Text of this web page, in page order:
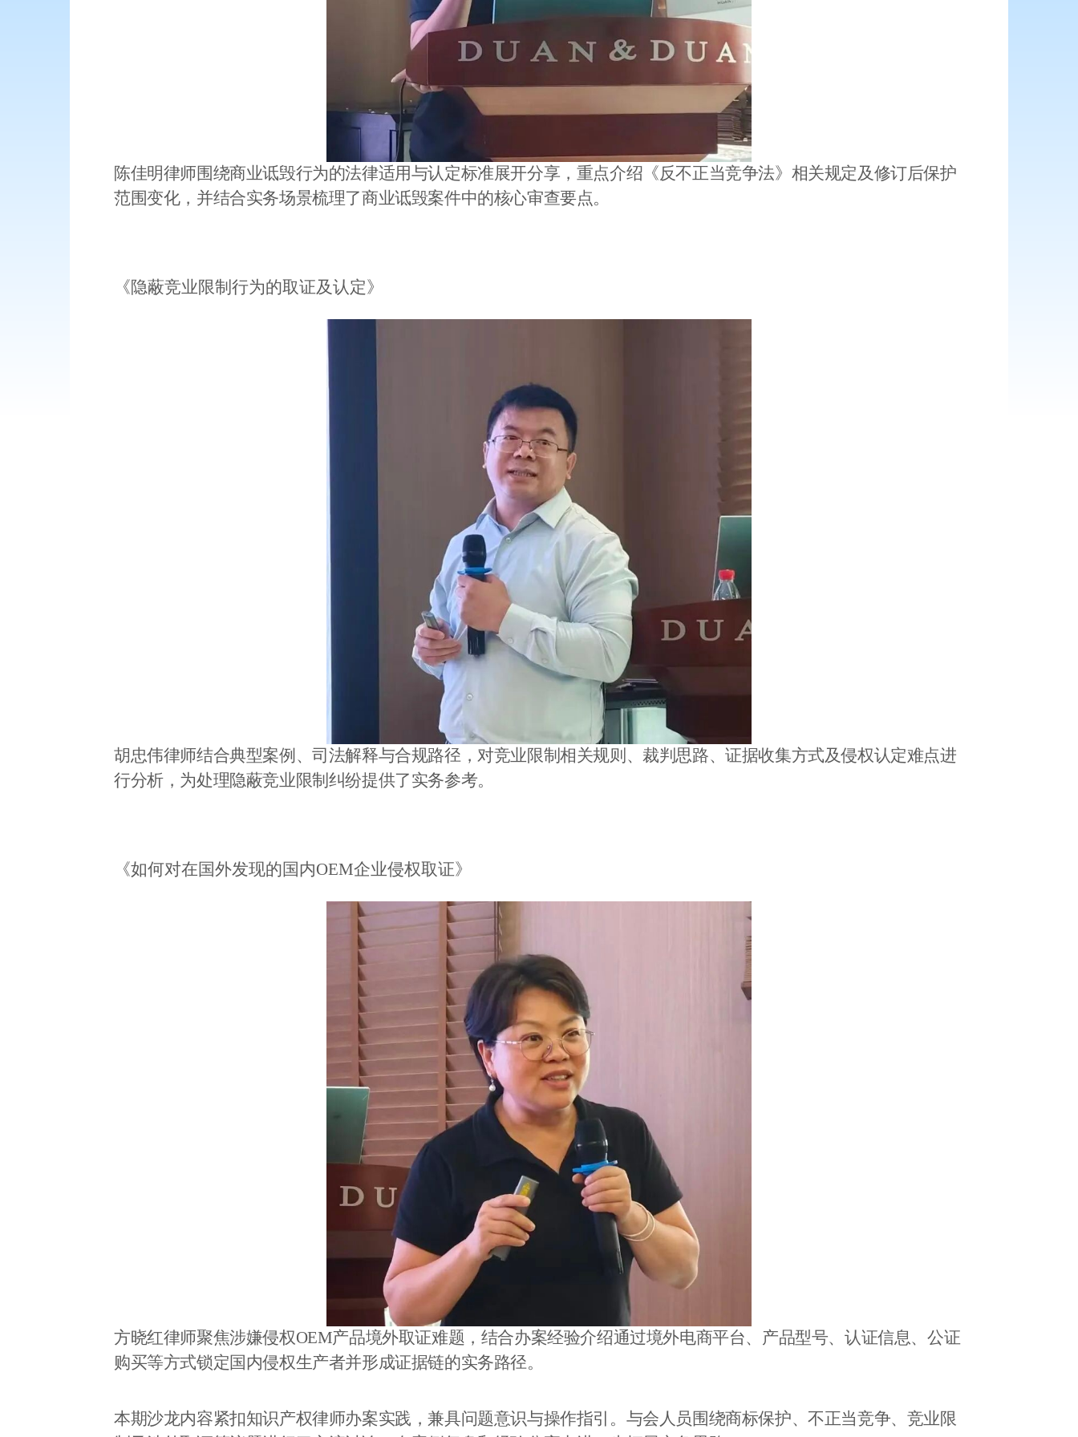
陈佳明律师围绕商业诋毁行为的法律适用与认定标准展开分享，重点介绍《反不正当竞争法》相关规定及修订后保护
范围变化，并结合实务场景梳理了商业诋毁案件中的核心审查要点。
《隐蔽竞业限制行为的取证及认定》
胡忠伟律师结合典型案例、司法解释与合规路径，对竞业限制相关规则、裁判思路、证据收集方式及侵权认定难点进
行分析，为处理隐蔽竞业限制纠纷提供了实务参考。
《如何对在国外发现的国内OEM企业侵权取证》
方晓红律师聚焦涉嫌侵权OEM产品境外取证难题，结合办案经验介绍通过境外电商平台、产品型号、认证信息、公证
购买等方式锁定国内侵权生产者并形成证据链的实务路径。
本期沙龙内容紧扣知识产权律师办案实践，兼具问题意识与操作指引。与会人员围绕商标保护、不正当竞争、竞业限